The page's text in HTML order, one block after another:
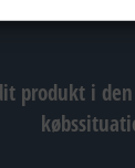
produkt i